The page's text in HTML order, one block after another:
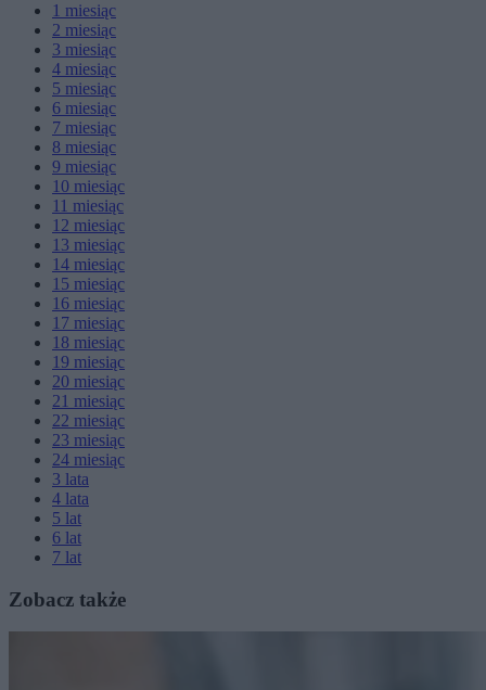
1 miesiąc
2 miesiąc
3 miesiąc
4 miesiąc
5 miesiąc
6 miesiąc
7 miesiąc
8 miesiąc
9 miesiąc
10 miesiąc
11 miesiąc
12 miesiąc
13 miesiąc
14 miesiąc
15 miesiąc
16 miesiąc
17 miesiąc
18 miesiąc
19 miesiąc
20 miesiąc
21 miesiąc
22 miesiąc
23 miesiąc
24 miesiąc
3 lata
4 lata
5 lat
6 lat
7 lat
Zobacz także